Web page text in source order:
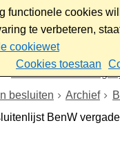
functionele cookies
te verbeteren,
cookiewet
Cookies toestaan
Gemeenteraad/
besluiten
Archief
BenW